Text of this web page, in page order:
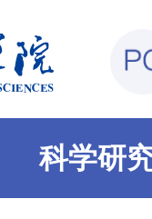
科学研